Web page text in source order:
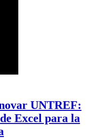
UNTREF:
Excel para la